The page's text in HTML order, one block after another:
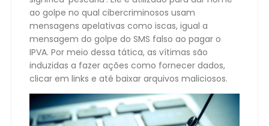
ao golpe no qual cibercriminosos usam
mensagens apelativas como iscas, igual a
mensagem do golpe do SMS falso ao pagar o
IPVA. Por meio dessa tática, as vítimas são
induzidas a fazer ações como fornecer dados,
clicar em links e até baixar arquivos maliciosos.